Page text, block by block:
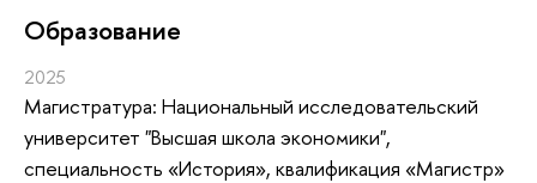
Oбразование
2025
Магистратура: Национальный исследовательский
университет "Высшая школа экономики",
специальность «История», квалификация «Магистр»